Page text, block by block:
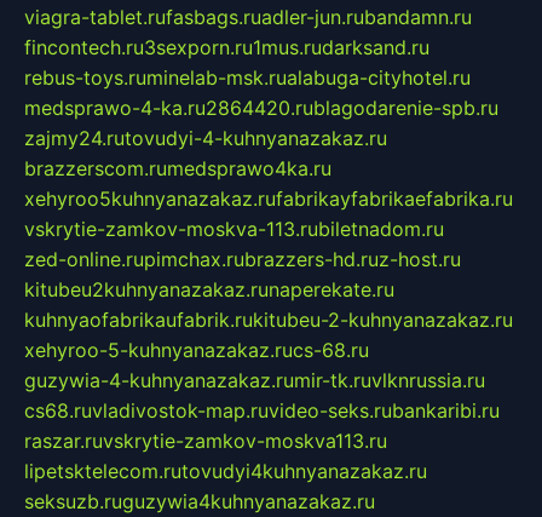
viagra-tablet.rufasbags.ruadler-jun.rubandamn.ru
fincontech.ru3sexporn.ru1mus.rudarksand.ru
rebus-toys.ruminelab-msk.rualabuga-cityhotel.ru
medsprawo-4-ka.ru2864420.rublagodarenie-spb.ru
zajmy24.rutovudyi-4-kuhnyanazakaz.ru
brazzerscom.rumedsprawo4ka.ru
xehyroo5kuhnyanazakaz.rufabrikayfabrikaefabrika.ru
vskrytie-zamkov-moskva-113.rubiletnadom.ru
zed-online.rupimchax.rubrazzers-hd.ruz-host.ru
kitubeu2kuhnyanazakaz.runaperekate.ru
kuhnyaofabrikaufabrik.rukitubeu-2-kuhnyanazakaz.ru
xehyroo-5-kuhnyanazakaz.rucs-68.ru
guzywia-4-kuhnyanazakaz.rumir-tk.ruvlknrussia.ru
cs68.ruvladivostok-map.ruvideo-seks.rubankaribi.ru
raszar.ruvskrytie-zamkov-moskva113.ru
lipetsktelecom.rutovudyi4kuhnyanazakaz.ru
seksuzb.ruguzywia4kuhnyanazakaz.ru